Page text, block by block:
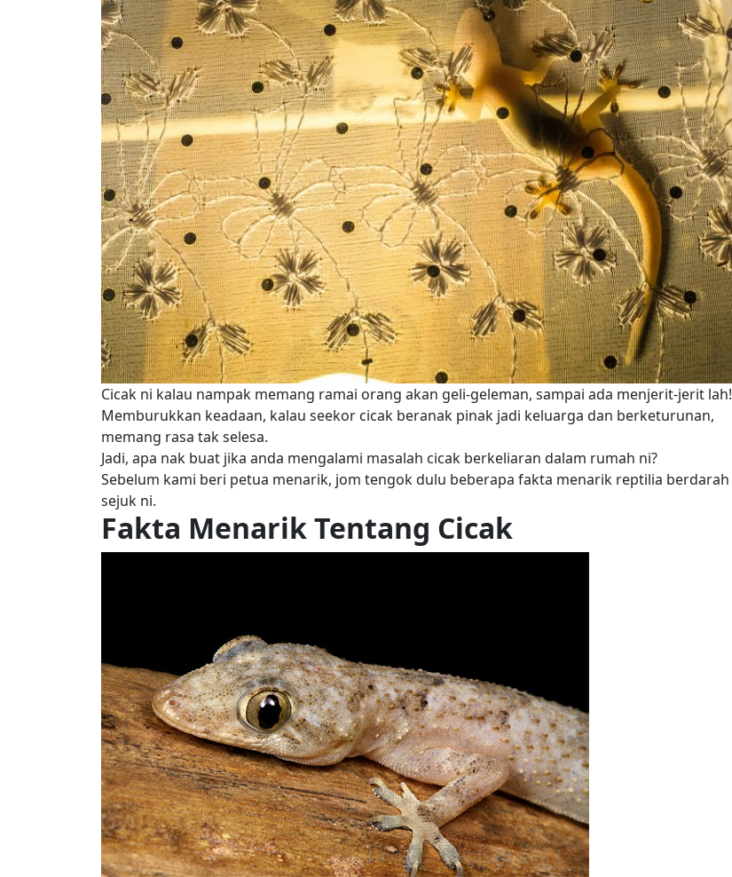
Cicak ni kalau nampak memang ramai orang akan geli-geleman, sampai ada menjerit-jerit lah!
Memburukkan keadaan, kalau seekor cicak beranak pinak jadi keluarga dan berketurunan,
memang rasa tak selesa.
Jadi, apa nak buat jika anda mengalami masalah cicak berkeliaran dalam rumah ni?
Sebelum kami beri petua menarik, jom tengok dulu beberapa fakta menarik reptilia berdarah
sejuk ni.
Fakta Menarik Tentang Cicak